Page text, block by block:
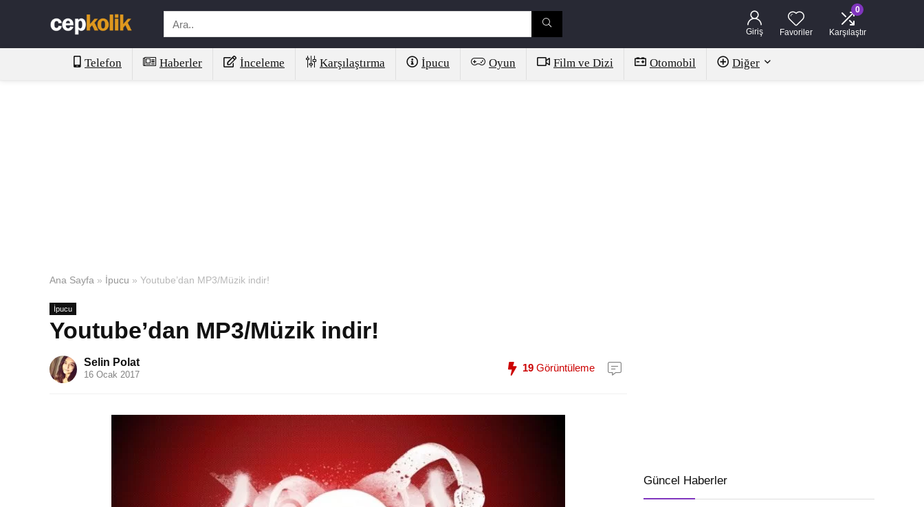
Giriş Favoriler
0
Karşılaştır
Telefon Haberler İnceleme Karşılaştırma İpucu Oyun Film ve Dizi Otomobil Diğer
Ana Sayfa » İpucu » Youtube’dan MP3/Müzik indir!
İpucu
Youtube’dan MP3/Müzik indir!
Selin Polat
16 Ocak 2017
19 Görüntüleme
Güncel Haberler